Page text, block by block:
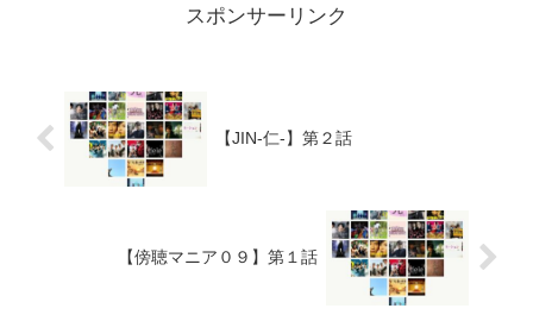
スポンサーリンク
【JIN-仁-】第２話
【傍聴マニア０９】第１話